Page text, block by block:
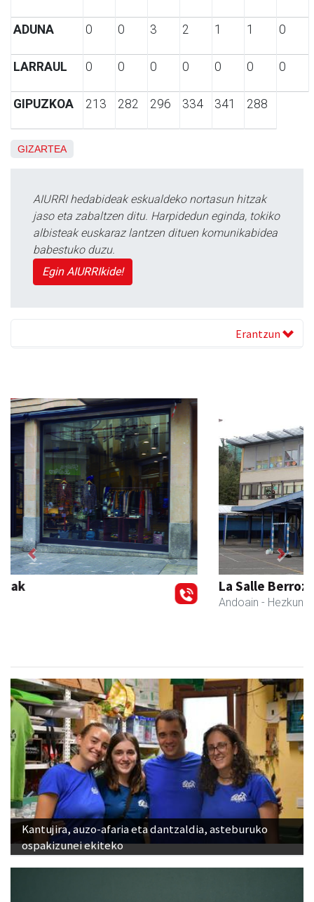
ADUNA 0 0 3 2 1 1 0
LARRAUL 0 0 0 0 0 0 0
GIPUZKOA 213 282 296 334 341 288
GIZARTEA
AIURRI hedabideak eskualdeko nortasun hitzak
jaso eta zabaltzen ditu. Harpidedun eginda, tokiko
albisteak euskaraz lantzen dituen komunikabidea
babestuko duzu.
Egin AIURRIkide!
Erantzun
La Salle Berrozpe Ikastetxea
Previous Next
Kantujira, auzo-afaria eta dantzaldia, asteburuko
ospakizunei ekiteko